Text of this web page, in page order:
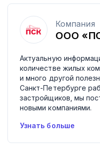
Компания
ООО
Актуальную
количестве жилых
и много другой
Санкт-Петербурге
застройщиков, мы
новыми компаниями.
Узнать больше